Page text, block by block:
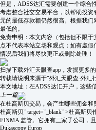
但是，ADSS达汇需要创建一个综合
考虑整合社交交易平台，以帮助投
元的最低存款额仍然很高。根据我
最低的。
免责申明：本文内容（包括但不限
点不代表本站立场和观点；如有虚
情况后我们将尽快更正或删除处理！
扫描下载外汇天眼查app，发掘更多
转载请说明来源于"外汇天眼查-外汇
本文地址： 在ADSS达汇开户，这些
上一篇
在杜高斯贝交易，会产生哪些佣金和
杜高斯贝" target="_blank" >杜高斯
FINMA 监管。它拥有三家子公司，
Dukascopy Europ